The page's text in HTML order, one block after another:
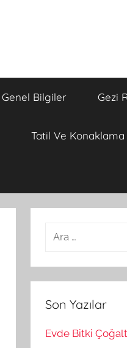
Genel Bilgiler Gezi
Tatil Ve Konaklama
a
m
a
Son Yazılar
Evde Bitki